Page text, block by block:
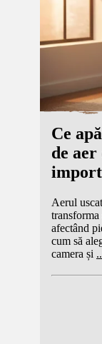
Ce
de aer
Aerul
afectând
cum să
camera și